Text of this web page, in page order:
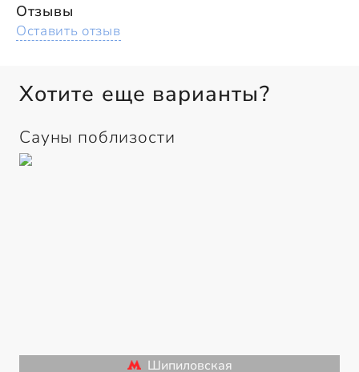
Отзывы
Оставить отзыв
Хотите еще варианты?
Сауны поблизости
Шипиловская